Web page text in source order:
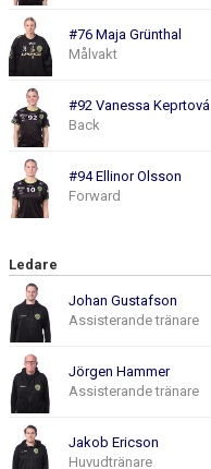
#76 Maja Grünthal
Målvakt
#92 Vanessa Keprtová
Back
#94 Ellinor Olsson
Forward
Ledare
Johan Gustafson
Assisterande tränare
Jörgen Hammer
Assisterande tränare
Jakob Ericson
Huvudtränare